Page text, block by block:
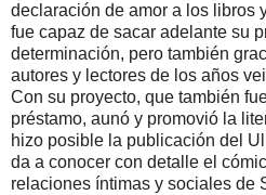
declaración de amor a los libros
fue capaz de sacar adelante su
determinación, pero también
autores y lectores de los años
Con su proyecto, que también
préstamo, aunó y promovió la
hizo posible la publicación del
da a conocer con detalle el
relaciones íntimas y sociales de